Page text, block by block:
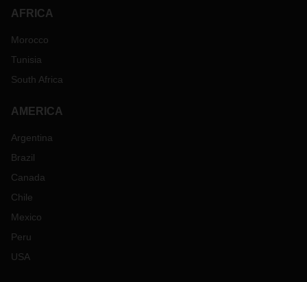
AFRICA
Morocco
Tunisia
South Africa
AMERICA
Argentina
Brazil
Canada
Chile
Mexico
Peru
USA